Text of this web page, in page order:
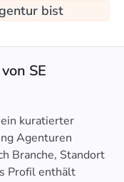
bist
SE
kuratierter
Agenturen
Branche, Standort
Profil enthält